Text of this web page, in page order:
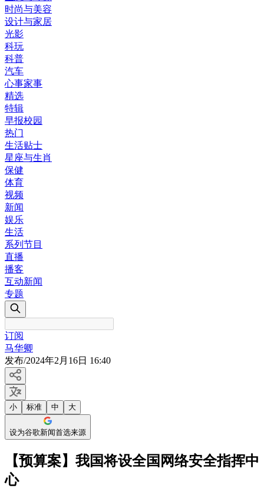
时尚与美容
设计与家居
光影
科玩
科普
汽车
心事家事
精选
特辑
早报校园
热门
生活贴士
星座与生肖
保健
体育
视频
新闻
娱乐
生活
系列节目
直播
播客
互动新闻
专题
订阅
马华卿
发布/2024年2月16日 16:40
小 标准 中 大
设为谷歌新闻首选来源
【预算案】我国将设全国网络安全指挥中
心